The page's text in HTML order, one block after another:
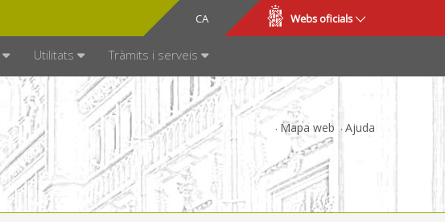
CA
ES Webs oficials
Utilitats Tràmits i serveis
Mapa web Ajuda